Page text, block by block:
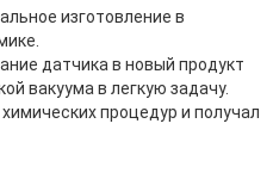
изготовление в
датчика в новый продукт
вакуума в легкую задачу.
процедур и получал